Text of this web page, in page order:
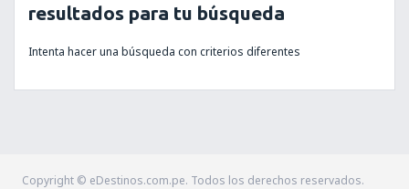
resultados para tu búsqueda
Intenta hacer una búsqueda con criterios diferentes
Copyright © eDestinos.com.pe. Todos los derechos reservados.